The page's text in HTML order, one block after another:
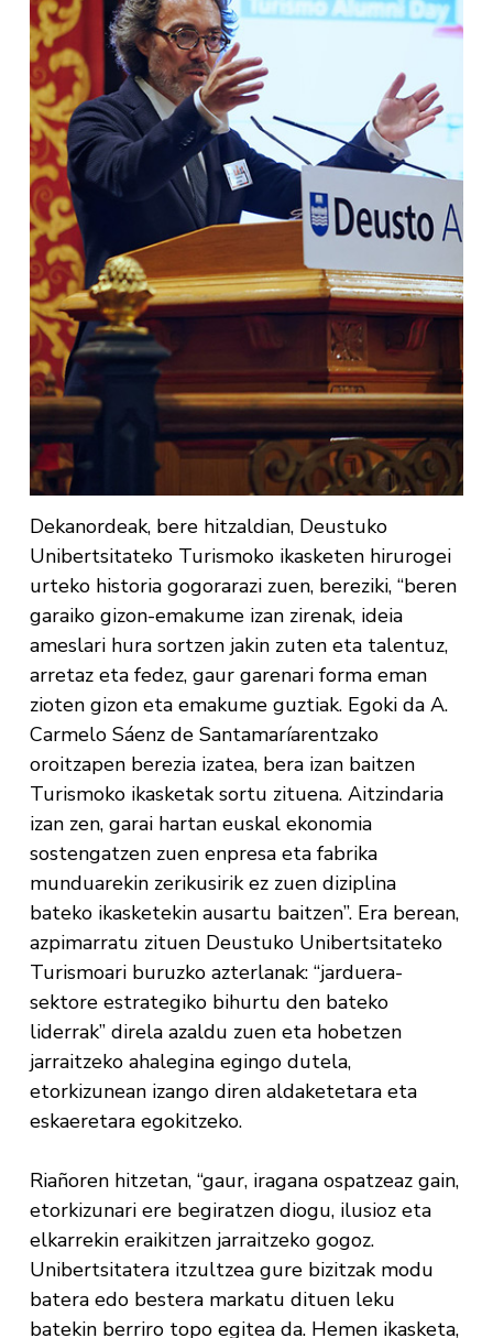
Dekanordeak, bere hitzaldian, Deustuko
Unibertsitateko Turismoko ikasketen hirurogei
urteko historia gogorarazi zuen, bereziki, “beren
garaiko gizon-emakume izan zirenak, ideia
ameslari hura sortzen jakin zuten eta talentuz,
arretaz eta fedez, gaur garenari forma eman
zioten gizon eta emakume guztiak. Egoki da A.
Carmelo Sáenz de Santamaríarentzako
oroitzapen berezia izatea, bera izan baitzen
Turismoko ikasketak sortu zituena. Aitzindaria
izan zen, garai hartan euskal ekonomia
sostengatzen zuen enpresa eta fabrika
munduarekin zerikusirik ez zuen diziplina
bateko ikasketekin ausartu baitzen”. Era berean,
azpimarratu zituen Deustuko Unibertsitateko
Turismoari buruzko azterlanak: “jarduera-
sektore estrategiko bihurtu den bateko
liderrak” direla azaldu zuen eta hobetzen
jarraitzeko ahalegina egingo dutela,
etorkizunean izango diren aldaketetara eta
eskaeretara egokitzeko.
Riañoren hitzetan, “gaur, iragana ospatzeaz gain,
etorkizunari ere begiratzen diogu, ilusioz eta
elkarrekin eraikitzen jarraitzeko gogoz.
Unibertsitatera itzultzea gure bizitzak modu
batera edo bestera markatu dituen leku
batekin berriro topo egitea da. Hemen ikasketa,